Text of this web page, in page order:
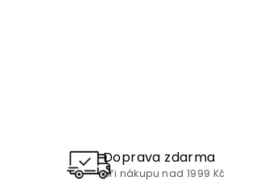
Doprava zdarma
při nákupu nad 1999 Kč